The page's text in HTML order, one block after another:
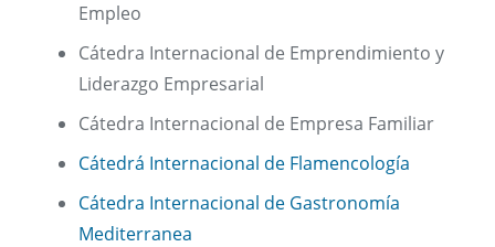
Empleo
Cátedra Internacional de Emprendimiento y
Liderazgo Empresarial
Cátedra Internacional de Empresa Familiar
Cátedrá Internacional de Flamencología
Cátedra Internacional de Gastronomía
Mediterranea